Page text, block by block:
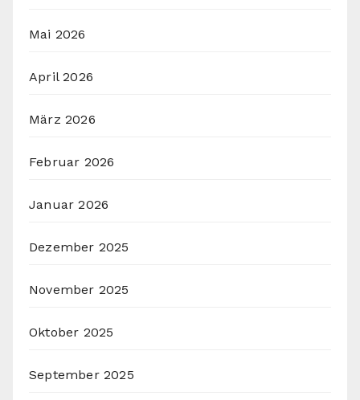
Mai 2026
April 2026
März 2026
Februar 2026
Januar 2026
Dezember 2025
November 2025
Oktober 2025
September 2025